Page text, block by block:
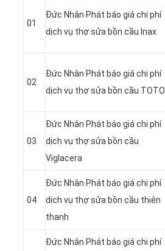
01
Đức Nhân Phát báo giá chi phí
dịch vụ thợ sửa bồn cầu Inax
02
Đức Nhân Phát báo giá chi phí
dịch vụ thợ sửa bồn cầu TOTO
03
Đức Nhân Phát báo giá chi phí
dịch vụ thợ sửa bồn cầu
Viglacera
04
Đức Nhân Phát báo giá chi phí
dịch vụ thợ sửa bồn cầu thiên
thanh
Đức Nhân Phát báo giá chi phí